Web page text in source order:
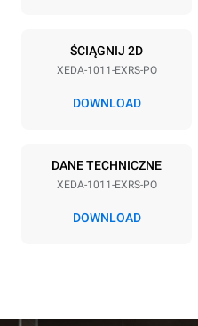
380-415V 3N~ / 220-240V
3~
50 / 60 Hz
ŚCIĄGNIJ 2D
XEDA-1011-EXRS-PO
DOWNLOAD
DANE TECHNICZNE
XEDA-1011-EXRS-PO
DOWNLOAD